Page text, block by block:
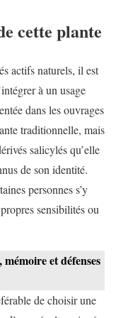
cette plante
actifs naturels, il est
à un usage
dans les ouvrages
traditionnelle, mais
salicylés qu’elle
de son identité.
personnes s’y
sensibilités ou
et défenses
de choisir une